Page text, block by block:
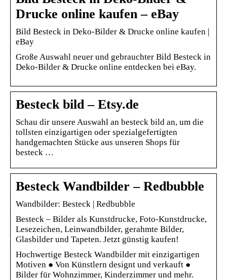
Drucke online kaufen – eBay
Bild Besteck in Deko-Bilder & Drucke online kaufen |
eBay
Große Auswahl neuer und gebrauchter Bild Besteck in
Deko-Bilder & Drucke online entdecken bei eBay.
Besteck bild – Etsy.de
Schau dir unsere Auswahl an besteck bild an, um die
tollsten einzigartigen oder spezialgefertigten
handgemachten Stücke aus unseren Shops für
besteck …
Besteck Wandbilder – Redbubble
Wandbilder: Besteck | Redbubble
Besteck – Bilder als Kunstdrucke, Foto-Kunstdrucke,
Lesezeichen, Leinwandbilder, gerahmte Bilder,
Glasbilder und Tapeten. Jetzt günstig kaufen!
Hochwertige Besteck Wandbilder mit einzigartigen
Motiven ● Von Künstlern designt und verkauft ●
Bilder für Wohnzimmer, Kinderzimmer und mehr.